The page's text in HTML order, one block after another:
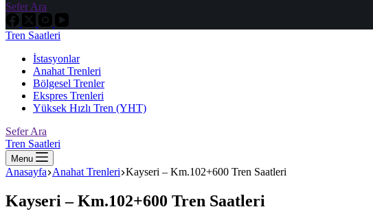
Sefer Ara
Tren Saatleri
İstasyonlar
Anahat Trenleri
Bölgesel Trenler
Ekspres Trenleri
Yüksek Hızlı Tren (YHT)
Sefer Ara
Tren Saatleri
Menu
Anasayfa Anahat Trenleri Kayseri – Km.102+600 Tren Saatleri
Kayseri – Km.102+600 Tren Saatleri